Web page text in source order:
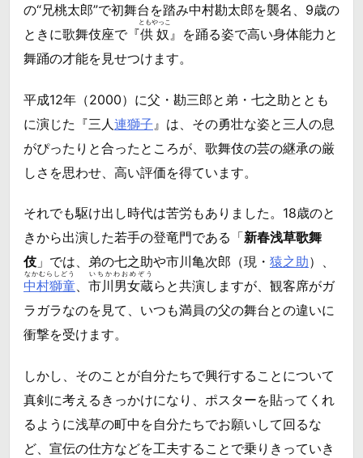
の“兄桃太郎”で初舞台を踏み中村勘太郎を襲名、9歳の
ときに歌舞伎座で『供奴
ともやっこ
』を踊る姿で高い身体能力と
舞踊の才能を見せつけます。
平成12年（2000）に父・勘三郎と弟・七之助ととも
に演じた『三人 連獅子 』は、その勇壮な姿と三人の息
がぴったりと合ったところが、歌舞伎の芸の継承の厳
しさを思わせ、高い評価を得ています。
それでも駆け出し時代は苦労もありました。18歳のと
きから出演した若手の登竜門である「新春浅草歌舞
伎 」では、弟の七之助や市川亀次郎（現・ 猿之助）、
中村獅童
なかむらしどう
、 市川男女蔵
いちかわおめぞう
らと共演しますが、観客席がガ
ラガラなのを見て、いつも満員の父の舞台との違いに
衝撃を受けます。
しかし、そのことが自分たちで興行することについて
真剣に考えるきっかけになり、ポスターを貼ってくれ
るように浅草の町中を自分たちでお願いして回るな
ど、宣伝の仕方などを工夫することで乗りきっていき